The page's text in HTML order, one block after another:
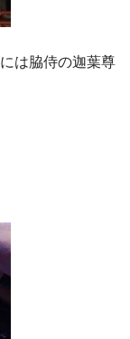
は脇侍の迦葉尊